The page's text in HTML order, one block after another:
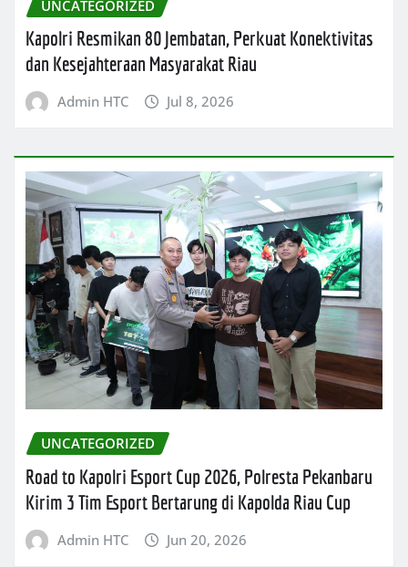
UNCATEGORIZED
Kapolri Resmikan 80 Jembatan, Perkuat Konektivitas
dan Kesejahteraan Masyarakat Riau
Admin HTC Jul 8, 2026
UNCATEGORIZED
Road to Kapolri Esport Cup 2026, Polresta Pekanbaru
Kirim 3 Tim Esport Bertarung di Kapolda Riau Cup
Admin HTC Jun 20, 2026